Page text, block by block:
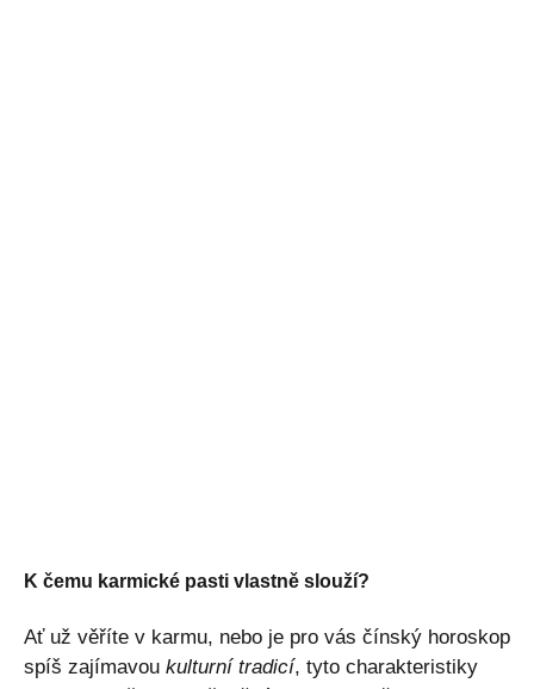
K čemu karmické pasti vlastně slouží?
Ať už věříte v karmu, nebo je pro vás čínský horoskop
spíš zajímavou kulturní tradicí, tyto charakteristiky